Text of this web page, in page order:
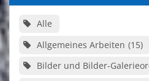
Alle
Allgemeines Arbeiten 15
Bilder und Bilder-